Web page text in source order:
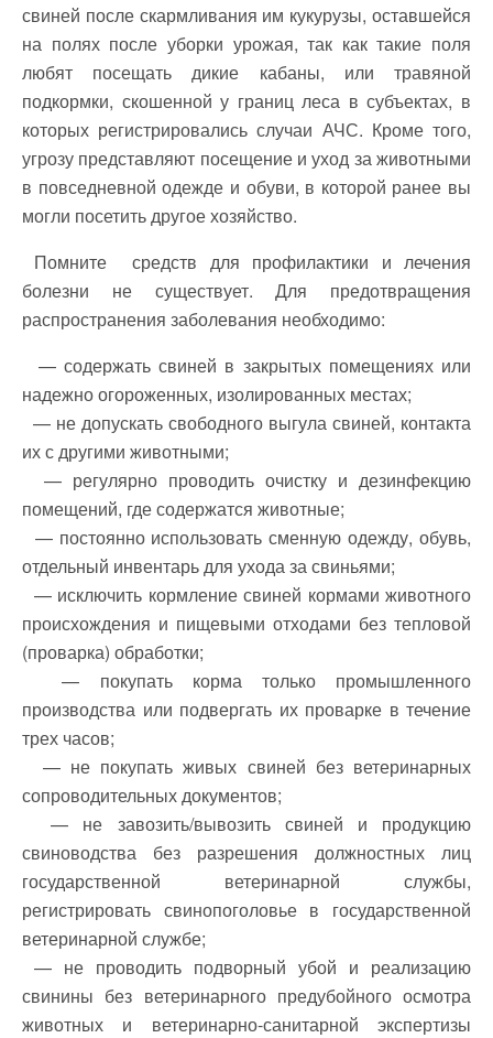
свиней после скармливания им кукурузы, оставшейся
на полях после уборки урожая, так как такие поля
любят посещать дикие кабаны, или травяной
подкормки, скошенной у границ леса в субъектах, в
которых регистрировались случаи АЧС. Кроме того,
угрозу представляют посещение и уход за животными
в повседневной одежде и обуви, в которой ранее вы
могли посетить другое хозяйство.
Помните средств для профилактики и лечения
болезни не существует. Для предотвращения
распространения заболевания необходимо:
— содержать свиней в закрытых помещениях или
надежно огороженных, изолированных местах;
— не допускать свободного выгула свиней, контакта
их с другими животными;
— регулярно проводить очистку и дезинфекцию
помещений, где содержатся животные;
— постоянно использовать сменную одежду, обувь,
отдельный инвентарь для ухода за свиньями;
— исключить кормление свиней кормами животного
происхождения и пищевыми отходами без тепловой
(проварка) обработки;
— покупать корма только промышленного
производства или подвергать их проварке в течение
трех часов;
— не покупать живых свиней без ветеринарных
сопроводительных документов;
— не завозить/вывозить свиней и продукцию
свиноводства без разрешения должностных лиц
государственной ветеринарной службы,
регистрировать свинопоголовье в государственной
ветеринарной службе;
— не проводить подворный убой и реализацию
свинины без ветеринарного предубойного осмотра
животных и ветеринарно-санитарной экспертизы